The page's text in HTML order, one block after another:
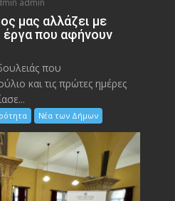
admin
μας αλλάζει με
έργα που αφήνουν
που
και τις πρώτες ημέρες
Νέα των Δήμων